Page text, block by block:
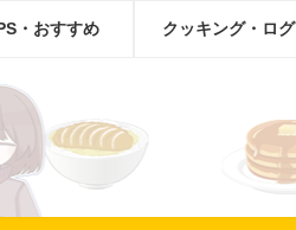
・おすすめ クッキング・ログ